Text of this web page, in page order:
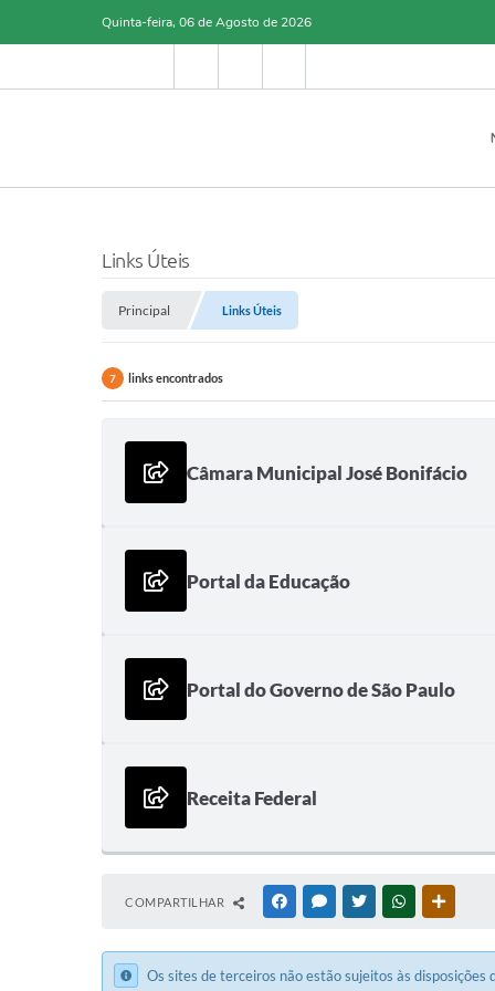
Quinta-feira, 06 de Agosto de 2026
Links Úteis
Principal Links Úteis
7 links encontrados
Câmara Municipal José Bonifácio
Portal da Educação
Portal do Governo de São Paulo
Receita Federal
COMPARTILHAR FACEBOOKMESSENGER
TWITTERWHATSAPP
Os sites de terceiros não estão sujeitos às disposições